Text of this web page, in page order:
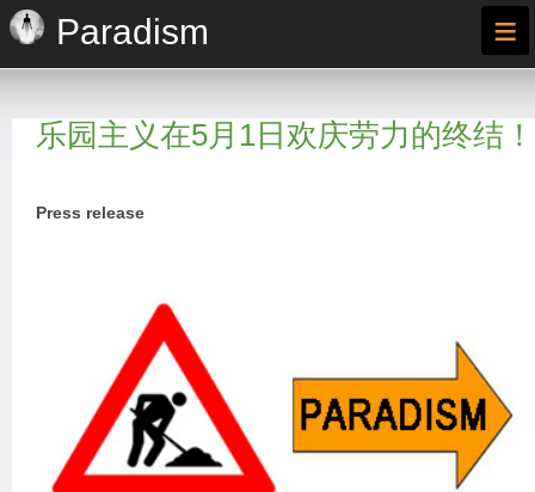
Paradism ≡
乐园主义在5月1日欢庆劳力的终结！
Press release